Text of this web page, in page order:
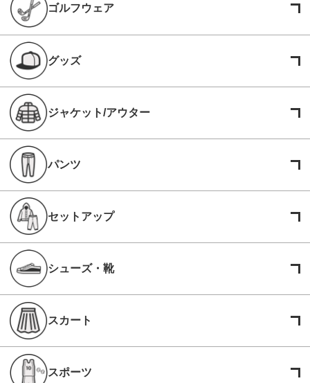
ゴルフウェア
グッズ
ジャケット/アウター
パンツ
セットアップ
シューズ・靴
スカート
スポーツ